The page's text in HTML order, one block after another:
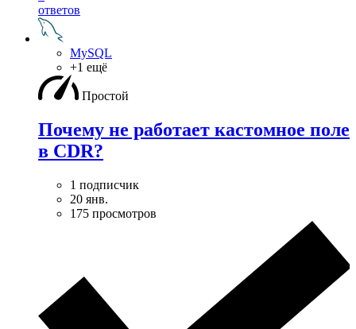
ответов
MySQL
+1 ещё
Простой
Почему не работает кастомное поле
в CDR?
1 подписчик
20 янв.
175 просмотров